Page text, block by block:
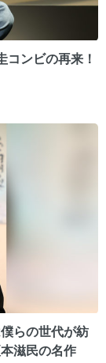
コンビの再来！
らの世代が紡
滋民の名作